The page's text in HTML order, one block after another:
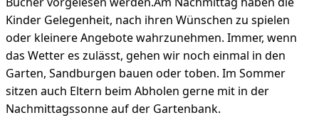
Kinder Gelegenheit, nach ihren Wünschen zu spielen
oder kleinere Angebote wahrzunehmen. Immer, wenn
das Wetter es zulässt, gehen wir noch einmal in den
Garten, Sandburgen bauen oder toben. Im Sommer
sitzen auch Eltern beim Abholen gerne mit in der
Nachmittagssonne auf der Gartenbank.